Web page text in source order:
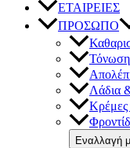
ΕΤΑΙΡΕΙΕΣ
ΠΡΟΣΩΠΟ
Τόνωση
Λάδια
Εναλλαγή